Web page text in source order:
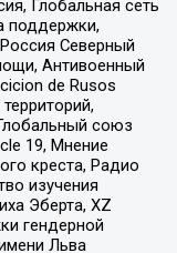
Глобальная сеть
поддержки,
Северный
Антивоенный
de Rusos
союз
19, Мнение
креста, Радио
изучения
Эберта, XZ
гендерной
Льва